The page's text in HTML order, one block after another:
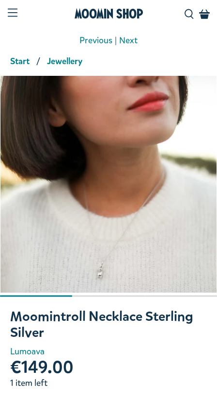
Moomin Shop
Start Jewellery
Previous | Next
Product media
Slide 1 of 3
Moomintroll Necklace Sterling
Silver
Lumoava
€149.00
1 item left